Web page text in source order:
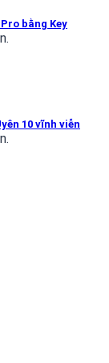
bằng Key
10 vĩnh viễn